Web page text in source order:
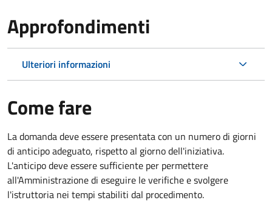
Approfondimenti
Ulteriori informazioni
Come fare
La domanda deve essere presentatacon un numero di giorni
di anticipo adeguato, rispetto al giorno dell'iniziativa.
L'anticipo deve essere sufficiente per permettere
all'Amministrazione di eseguire le verifiche e svolgere
l'istruttoria nei tempi stabiliti dal procedimento.